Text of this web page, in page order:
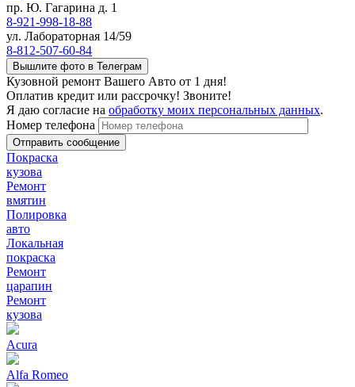
пр. Ю. Гагарина д. 1
8-921-998-18-88
ул. Лабораторная 14/59
8-812-507-60-84
Вышлите фото в Телеграм
Кузовной ремонт Вашего Авто от 1 дня!
Оплатив кредит или рассрочку! Звоните!
Я даю согласие на обработку моих персональных данных.
Номер телефона
Покраска
кузова
Ремонт
вмятин
Полировка
авто
Локальная
покраска
Ремонт
царапин
Ремонт
кузова
Acura
Alfa Romeo